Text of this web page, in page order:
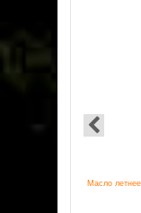
Масло